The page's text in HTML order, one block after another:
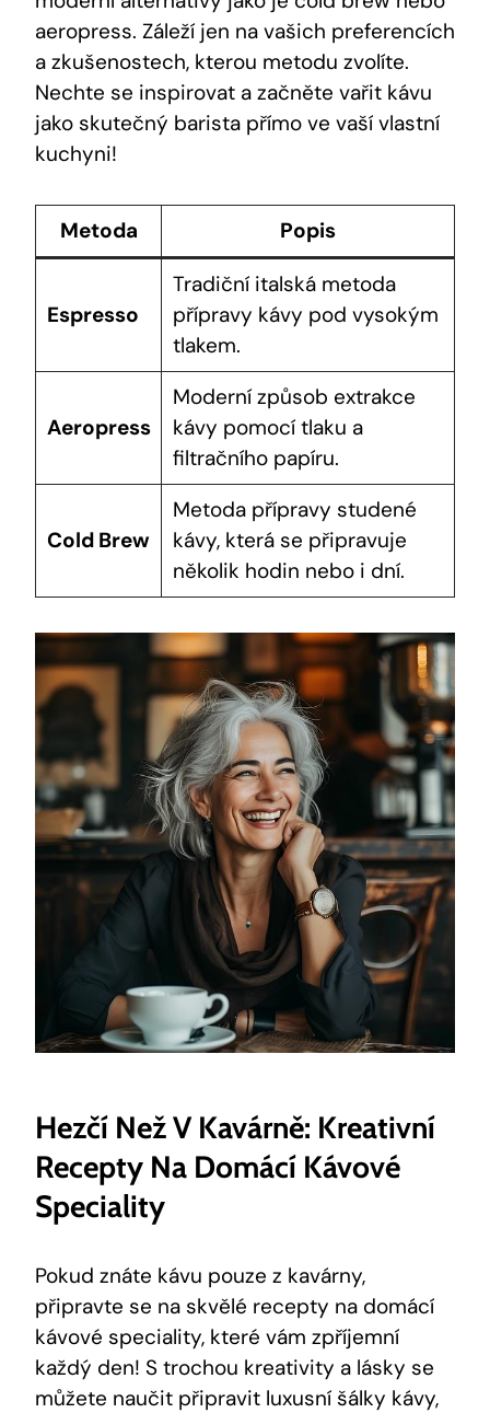
aeropress. Záleží jen na vašich preferencích
a zkušenostech, kterou metodu zvolíte.
Nechte se inspirovat a začněte vařit kávu
jako skutečný barista přímo ve vaší vlastní
kuchyni!
Metoda Popis
Espresso
Tradiční italská metoda
přípravy kávy pod vysokým
tlakem.
Aeropress
Moderní způsob extrakce
kávy pomocí tlaku a
filtračního papíru.
Cold Brew
Metoda přípravy studené
kávy, která se připravuje
několik hodin nebo i dní.
Hezčí Než V Kavárně: Kreativní
Recepty Na Domácí Kávové
Speciality
Pokud znáte kávu pouze z kavárny,
připravte se na skvělé recepty na domácí
kávové speciality, které vám zpříjemní
každý den! S trochou kreativity a lásky se
můžete naučit připravit luxusní šálky kávy,